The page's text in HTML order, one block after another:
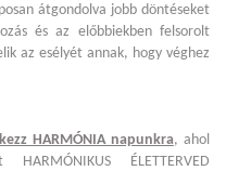
átgondolva jobb döntéseket
és az előbbiekben felsorolt
az esélyét annak, hogy véghez
HARMÓNIA napunkra, ahol
ÉLETTERVED